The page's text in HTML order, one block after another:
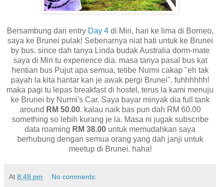
Bersambung dari entry Day 4 di Miri, hari ke lima di Borneo,
saya ke Brunei pulak! Sebenarnya niat hati untuk ke Brunei
by bus. since dah tanya Linda budak Australia dorm-mate
saya di Miri tu experience dia. masa tanya pasal bus kat
hentian bus Pujut apa semua, tetibe Nurmi cakap "eh tak
payah la kita hantar kan je awak pergi Brunei". fuhhhhhh!
maka pagi tu lepas breakfast di hostel, terus la kami menuju
ke Brunei by Nurmi's Car. Saya bayar minyak dia full tank
around RM 50.00. kalau naik bas pun dah RM 60.00
something so lebih kurang je la. Masa ni jugak subscribe
data roaming RM 38.00 untuk memudahkan saya
berhubung dengan semua orang yang dah janji untuk
meetup di Brunei. haha!
At 8:48 pm No comments: